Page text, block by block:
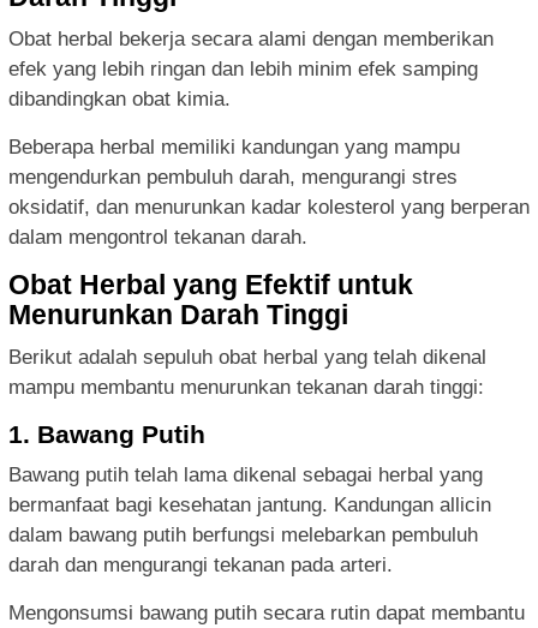
Obat herbal bekerja secara alami dengan memberikan
efek yang lebih ringan dan lebih minim efek samping
dibandingkan obat kimia.
Beberapa herbal memiliki kandungan yang mampu
mengendurkan pembuluh darah, mengurangi stres
oksidatif, dan menurunkan kadar kolesterol yang berperan
dalam mengontrol tekanan darah.
Obat Herbal yang Efektif untuk
Menurunkan Darah Tinggi
Berikut adalah sepuluh obat herbal yang telah dikenal
mampu membantu menurunkan tekanan darah tinggi:
1. Bawang Putih
Bawang putih telah lama dikenal sebagai herbal yang
bermanfaat bagi kesehatan jantung. Kandungan allicin
dalam bawang putih berfungsi melebarkan pembuluh
darah dan mengurangi tekanan pada arteri.
Mengonsumsi bawang putih secara rutin dapat membantu